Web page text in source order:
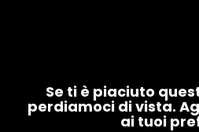
Se ti è piaciuto
perdiamoci di vista.
ai tuoi